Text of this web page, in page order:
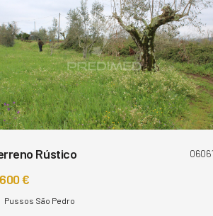
Rústico
€
Pussos São Pedro